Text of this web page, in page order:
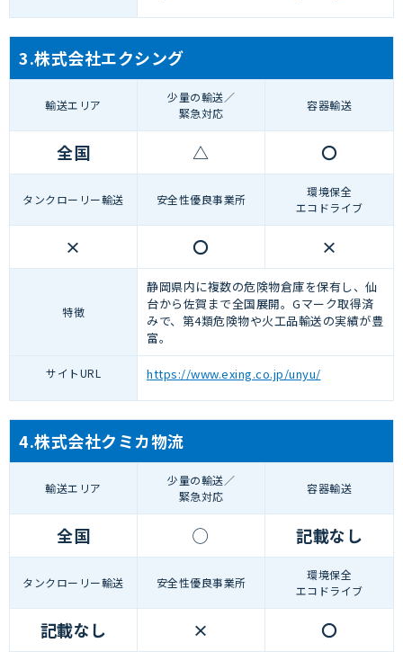
3.株式会社エクシング
輸送エリア
少量の輸送／
緊急対応
容器輸送
全国 △ 〇
タンクローリー輸送 安全性優良事業所
環境保全
エコドライブ
× 〇 ×
特徴
静岡県内に複数の危険物倉庫を保有し、仙
台から佐賀まで全国展開。Gマーク取得済
みで、第4類危険物や火工品輸送の実績が豊
富。
サイトURL https://www.exing.co.jp/unyu/
4.株式会社クミカ物流
輸送エリア
少量の輸送／
緊急対応
容器輸送
全国 ◯ 記載なし
タンクローリー輸送 安全性優良事業所
環境保全
エコドライブ
記載なし × 〇